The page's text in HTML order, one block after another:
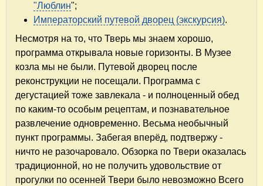
"Люблин";
Императорский путевой дворец (экскурсия).
Несмотря на то, что Тверь мы знаем хорошо,
программа открывала новые горизонты. ​В Музее
козла мы не были. Путевой дворец после
реконструкции не посещали. Программа с
дегустацией тоже завлекала - и полноценный обед
по каким-то особым рецептам, и познавательное
развлечение одновременно. Весьма необычный
пункт программы. Забегая вперёд, подтвержу -
ничто не разочаровало. Обзорка по Твери оказалась
традиционной, но не получить удовольствие от
прогулки по осенней Твери было невозможно Всего